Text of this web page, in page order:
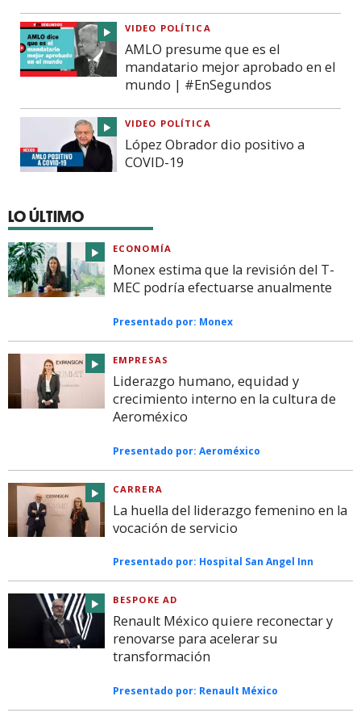
VIDEO POLÍTICA
AMLO presume que es el
mandatario mejor aprobado en el
mundo | #EnSegundos
VIDEO POLÍTICA
López Obrador dio positivo a
COVID-19
LO ÚLTIMO
ECONOMÍA
Monex estima que la revisión del T-
MEC podría efectuarse anualmente
Presentado por: Monex
EMPRESAS
Liderazgo humano, equidad y
crecimiento interno en la cultura de
Aeroméxico
Presentado por: Aeroméxico
CARRERA
La huella del liderazgo femenino en la
vocación de servicio
Presentado por: Hospital San Angel Inn
BESPOKE AD
Renault México quiere reconectar y
renovarse para acelerar su
transformación
Presentado por: Renault México